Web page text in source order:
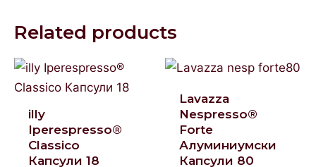
Related products
illy
Iperespresso®
Classico
Капсули 18
Lavazza
Nespresso®
Forte
Алуминиумски
Капсули 80